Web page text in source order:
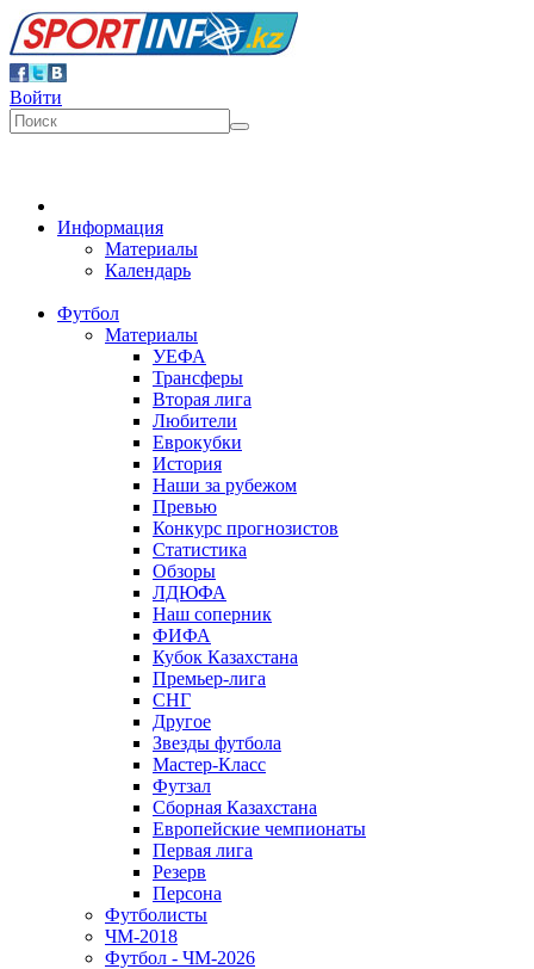
Войти
Информация
Материалы
Календарь
Футбол
Материалы
УЕФА
Трансферы
Вторая лига
Любители
Еврокубки
История
Наши за рубежом
Превью
Конкурс прогнозистов
Статистика
Обзоры
ЛДЮФА
Наш соперник
ФИФА
Кубок Казахстана
Премьер-лига
СНГ
Другое
Звезды футбола
Мастер-Класс
Футзал
Сборная Казахстана
Европейские чемпионаты
Первая лига
Резерв
Персона
Футболисты
ЧМ-2018
Футбол - ЧМ-2026